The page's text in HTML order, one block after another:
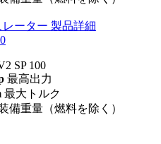
レーター 製品詳細
SP 100
最高出力
最大トルク
備重量（燃料を除く）